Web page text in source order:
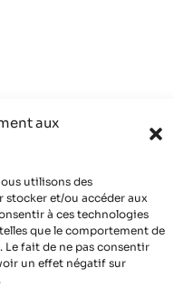
aux
utilisons des
stocker et/ou accéder aux
à ces technologies
que le comportement de
Le fait de ne pas consentir
un effet négatif sur